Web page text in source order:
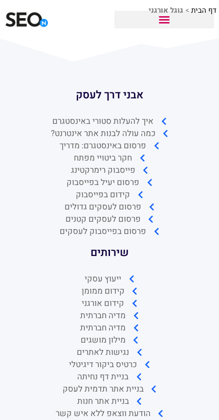
דף הבית > גוגל אורגני
אבני דרך לעסק
איך להעלות סטורי באינסטגרם
כמה עולה לבנות אתר אינטרנט?
פרסום באינסטגרם: מדריך
חקר ביטויי מפתח
פייסבוק רימרקטינג
פרסום יעיל בפייסבוק
קידום בפייסבוק
פרסום לעסקים גדולים
פרסום לעסקים קטנים
פרסום בפייסבוק לעסקים
שירותים
ייעוץ עסקי
קידום ממומן
קידום אורגני
מדיה חברתית
מדיה חברתית
מילון מושגים
נגישות לאתרים
כרטיס ביקור דיגיטלי
בניית דף נחיתה
בניית אתר תדמית לעסק
בניית אתר חנות
הודעת ווצאפ ללא איש קשר